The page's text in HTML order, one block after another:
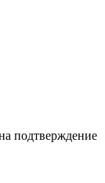
подтверждение